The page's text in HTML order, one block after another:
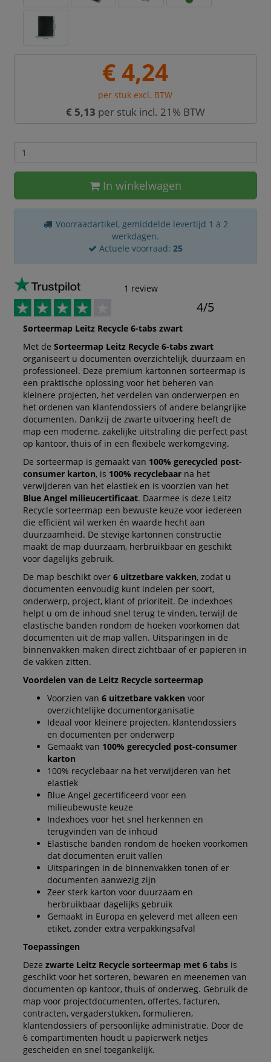
€ 4,24
per stuk excl. BTW
€ 5,13 per stuk incl. 21% BTW
In winkelwagen
Voorraadartikel, gemiddelde levertijd 1 à 2
werkdagen.
Actuele voorraad: 25
1 review
4/5
Sorteermap Leitz Recycle 6-tabs zwart
Met de Sorteermap Leitz Recycle 6-tabs zwart
organiseert u documenten overzichtelijk, duurzaam en
professioneel. Deze premium kartonnen sorteermap is
een praktische oplossing voor het beheren van
kleinere projecten, het verdelen van onderwerpen en
het ordenen van klantendossiers of andere belangrijke
documenten. Dankzij de zwarte uitvoering heeft de
map een moderne, zakelijke uitstraling die perfect past
op kantoor, thuis of in een flexibele werkomgeving.
De sorteermap is gemaakt van 100% gerecycled post-
consumer karton, is 100% recyclebaarna het
verwijderen van het elastiek en is voorzien van het
Blue Angel milieucertificaat. Daarmee is deze Leitz
Recycle sorteermap een bewuste keuze voor iedereen
die efficiënt wil werken én waarde hecht aan
duurzaamheid. De stevige kartonnen constructie
maakt de map duurzaam, herbruikbaar en geschikt
voor dagelijks gebruik.
De map beschikt over 6 uitzetbare vakken, zodat u
documenten eenvoudig kunt indelen per soort,
onderwerp, project, klant of prioriteit. De indexhoes
helpt u om de inhoud snel terug te vinden, terwijl de
elastische banden rondom de hoeken voorkomen dat
documenten uit de map vallen. Uitsparingen in de
binnenvakken maken direct zichtbaar of er papieren in
de vakken zitten.
Voordelen van de Leitz Recycle sorteermap
Voorzien van 6 uitzetbare vakken voor
overzichtelijke documentorganisatie
Ideaal voor kleinere projecten, klantendossiers
en documenten per onderwerp
Gemaakt van 100% gerecycled post-consumer
karton
100% recyclebaar na het verwijderen van het
elastiek
Blue Angel gecertificeerd voor een
milieubewuste keuze
Indexhoes voor het snel herkennen en
terugvinden van de inhoud
Elastische banden rondom de hoeken voorkomen
dat documenten eruit vallen
Uitsparingen in de binnenvakken tonen of er
documenten aanwezig zijn
Zeer sterk karton voor duurzaam en
herbruikbaar dagelijks gebruik
Gemaakt in Europa en geleverd met alleen een
etiket, zonder extra verpakkingsafval
Toepassingen
Deze zwarte Leitz Recycle sorteermap met 6 tabsis
geschikt voor het sorteren, bewaren en meenemen van
documenten op kantoor, thuis of onderweg. Gebruik de
map voor projectdocumenten, offertes, facturen,
contracten, vergaderstukken, formulieren,
klantendossiers of persoonlijke administratie. Door de
6 compartimenten houdt u papierwerk netjes
gescheiden en snel toegankelijk.